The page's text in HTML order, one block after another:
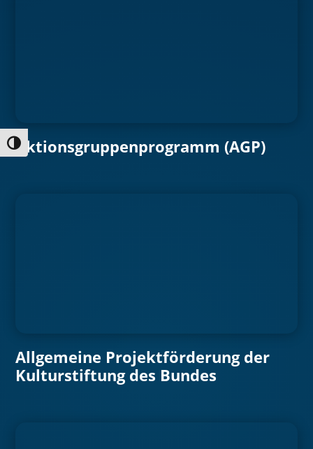
Umschalten auf hohe Kontraste
Aktionsgruppenprogramm (AGP)
Allgemeine Projektförderung der
Kulturstiftung des Bundes